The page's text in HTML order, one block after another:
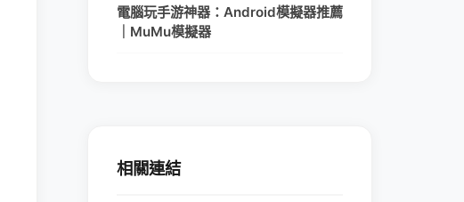
電腦玩手游神器：Android模擬器推薦
｜MuMu模擬器
相關連結